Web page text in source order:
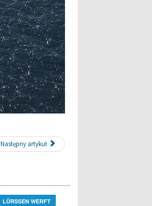
Następny artykuł
LÜRSSEN WERFT